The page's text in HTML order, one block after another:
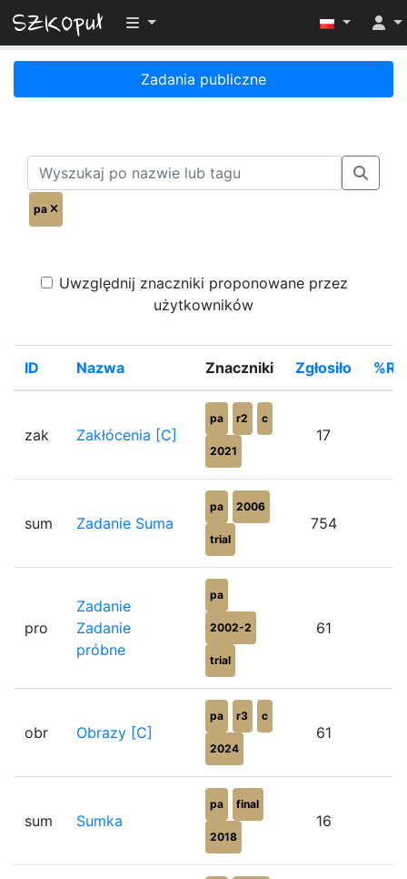
Przełącz widoczność menu
Zadania publiczne
pa
Uwzględnij znaczniki proponowane przez
użytkowników
ID Nazwa Znaczniki Zgłosiło
zak Zakłócenia [C]
pa r2 c
2021
17
sum Zadanie Suma
pa 2006
trial
754
pro
Zadanie
Zadanie
próbne
pa
2002-2
trial
61
obr Obrazy [C]
pa r3 c
2024
61
sum Sumka
pa final
2018
16